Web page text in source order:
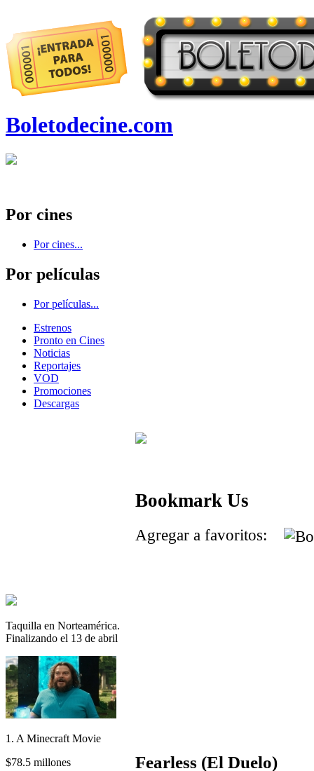
Boletodecine.com
Por cines
Por cines...
Por películas
Por películas...
Estrenos
Pronto en Cines
Noticias
Reportajes
VOD
Promociones
Descargas
Taquilla en Norteamérica.
Finalizando el 13 de abril
1. A Minecraft Movie
$78.5 millones
Bookmark Us
Agregar a favoritos:
Fearless (El Duelo)